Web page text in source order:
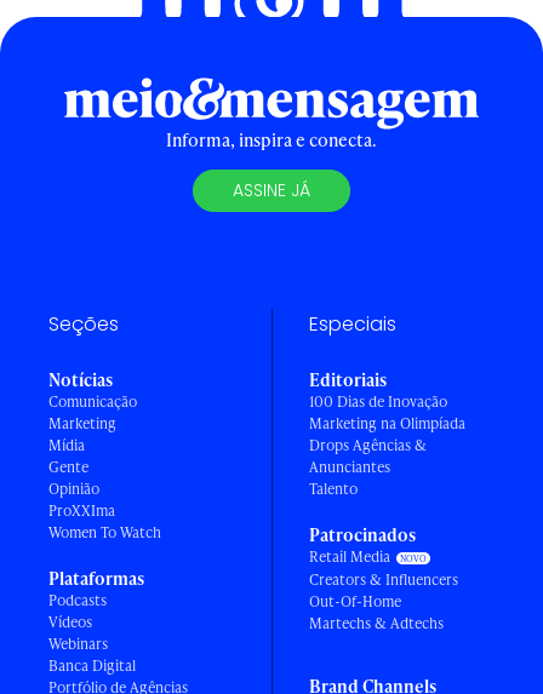
Informa, inspira e conecta.
ASSINE JÁ
Seções
Notícias
Comunicação
Marketing
Mídia
Gente
Opinião
ProXXIma
Women To Watch
Plataformas
Podcasts
Vídeos
Webinars
Banca Digital
Portfólio de Agências
Especiais
Editoriais
100 Dias de Inovação
Marketing na Olimpíada
Drops Agências &
Anunciantes
Talento
Patrocinados
Retail Media
Creators & Influencers
Out-Of-Home
Martechs & Adtechs
Brand Channels